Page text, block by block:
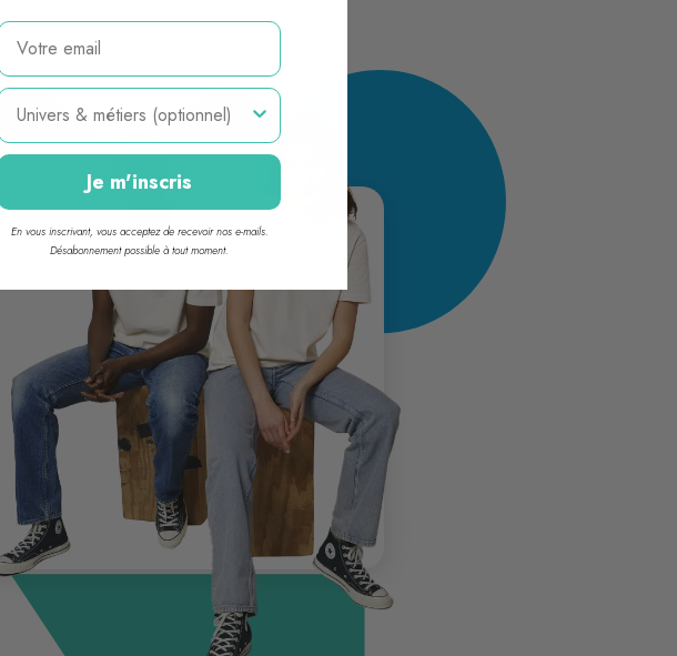
Je m'inscris
En vous inscrivant, vous acceptez de recevoir nos e-mails.
Désabonnement possible à tout moment.